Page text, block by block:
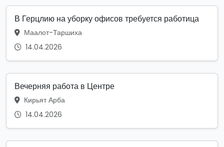
В Герцлию на уборку офисов требуется работица
Маалот-Таршиха
14.04.2026
Вечерняя работа в Центре
Кирьят Арба
14.04.2026